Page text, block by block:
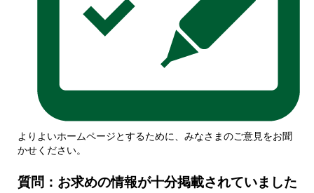
よりよいホームページとするために、みなさまのご意見をお聞
かせください。
質問：お求めの情報が十分掲載されていました